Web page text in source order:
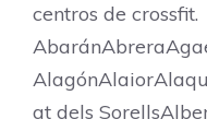
centros de crossfit.
at dels